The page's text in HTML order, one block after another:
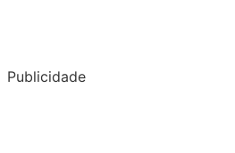
Publicidade